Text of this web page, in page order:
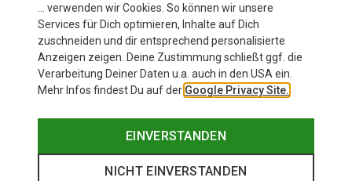
… verwenden wir Cookies. So können wir unsere
Services für Dich optimieren, Inhalte auf Dich
zuschneiden und dir entsprechend personalisierte
Anzeigen zeigen. Deine Zustimmung schließt ggf. die
Verarbeitung Deiner Daten u.a. auch in den USA ein.
Mehr Infos findest Du auf der Google Privacy Site.
EINVERSTANDEN
NICHT EINVERSTANDEN